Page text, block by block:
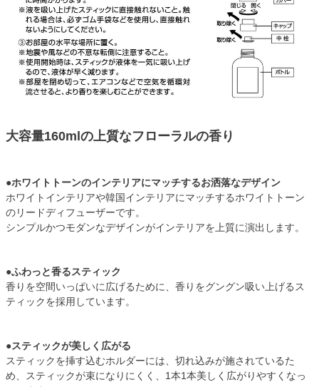
大容量160mlの上質なフローラルの香り
●ホワイトトーンのインテリアにマッチするお洒落なデザイン
ホワイトインテリアや韓国インテリアにマッチするホワイトトーン
のリードディフューザーです。
シンプルかつモダンなデザインがインテリアを上質に演出します。
●ふわっと香るスティック
香りを空間いっぱいに広げるために、香りをグングン吸い上げるス
ティックを採用しています。
●スティックが美しく広がる
スティックを挿す込むホルダーには、切れ込みが施されているた
め、スティックが束になりにくく、1本1本美しく広がりやすくなっ